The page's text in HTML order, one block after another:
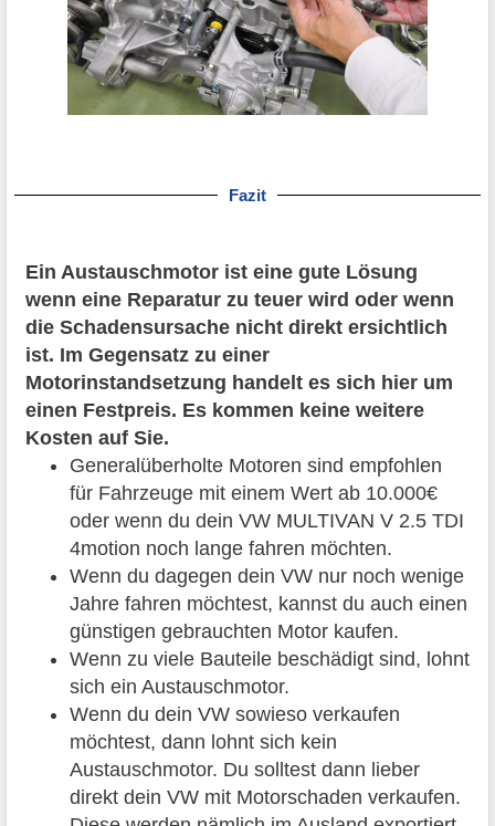
Fazit
Ein Austauschmotor ist eine gute Lösung
wenn eine Reparatur zu teuer wird oder wenn
die Schadensursache nicht direkt ersichtlich
ist. Im Gegensatz zu einer
Motorinstandsetzung handelt es sich hier um
einen Festpreis. Es kommen keine weitere
Kosten auf Sie.
Generalüberholte Motoren sind empfohlen
für Fahrzeuge mit einem Wert ab 10.000€
oder wenn du dein VW MULTIVAN V 2.5 TDI
4motion noch lange fahren möchten.
Wenn du dagegen dein VW nur noch wenige
Jahre fahren möchtest, kannst du auch einen
günstigen gebrauchten Motor kaufen.
Wenn zu viele Bauteile beschädigt sind, lohnt
sich ein Austauschmotor.
Wenn du dein VW sowieso verkaufen
möchtest, dann lohnt sich kein
Austauschmotor. Du solltest dann lieber
direkt dein VW mit Motorschaden verkaufen.